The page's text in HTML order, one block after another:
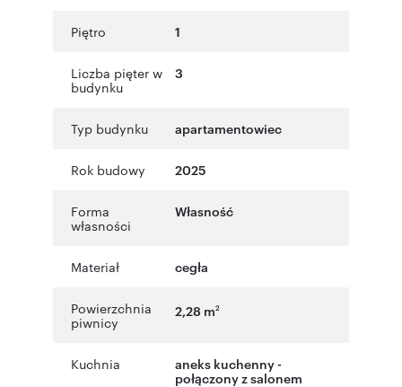
Piętro 1
Liczba pięter w
budynku
3
Typ budynku apartamentowiec
Rok budowy 2025
Forma
własności
Własność
Materiał cegła
Powierzchnia
piwnicy
2,28 m2
Kuchnia
aneks kuchenny -
połączony z salonem